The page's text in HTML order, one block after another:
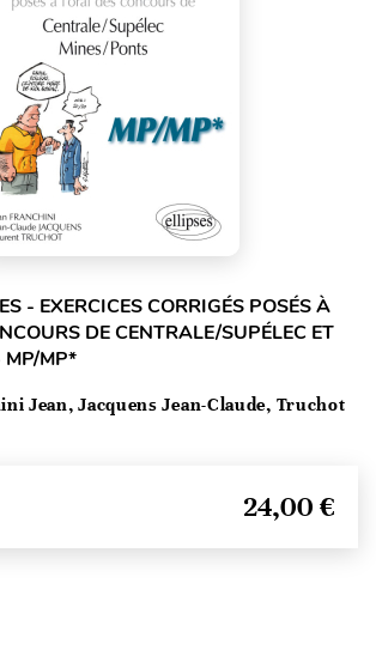
- EXERCICES CORRIGÉS POSÉS À
DE CENTRALE/SUPÉLEC ET
MP/MP*
Jean, Jacquens Jean-Claude, Truchot
24,00 €